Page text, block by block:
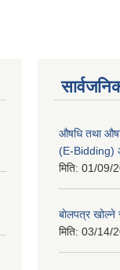
औषधि तथा
(E-Bidding)
मिति: 01/09/
बाेलपत्र खोल्ने
मिति: 03/14/